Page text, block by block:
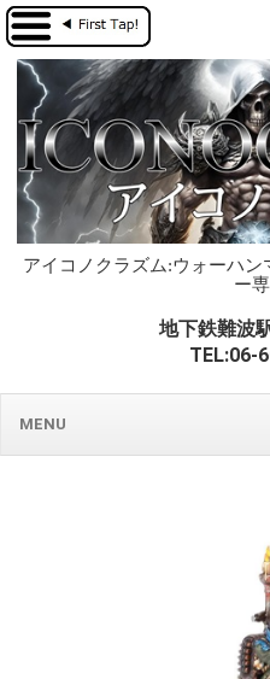
アイコノクラズム:ウォーハ
ー
地下鉄難波
TEL:06-
MENU